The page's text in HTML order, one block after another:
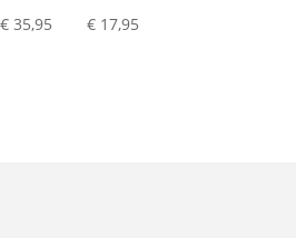
€ 35,95 €17,95